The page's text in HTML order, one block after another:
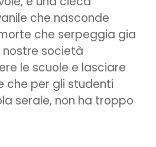
che nasconde
che serpeggia gia
società
le scuole e lasciare
che per gli studenti
serale, non ha troppo